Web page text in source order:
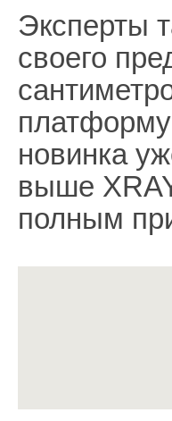
Эксперты
своего
новинка
выше
полным